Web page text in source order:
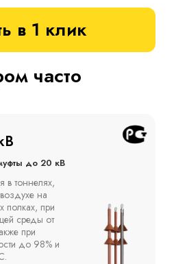
в 1 клик
часто
до 10 кВ
на кабель
изоляцией
и